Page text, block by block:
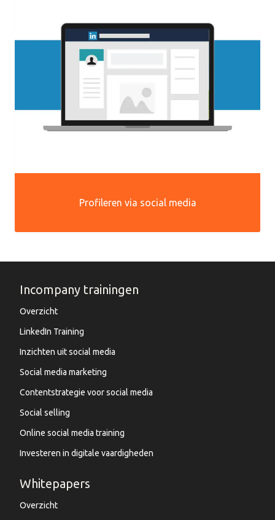
Profileren via social media
Incompany trainingen
Overzicht
LinkedIn Training
Inzichten uit social media
Social media marketing
Contentstrategie voor social media
Social selling
Online social media training
Investeren in digitale vaardigheden
Whitepapers
Overzicht